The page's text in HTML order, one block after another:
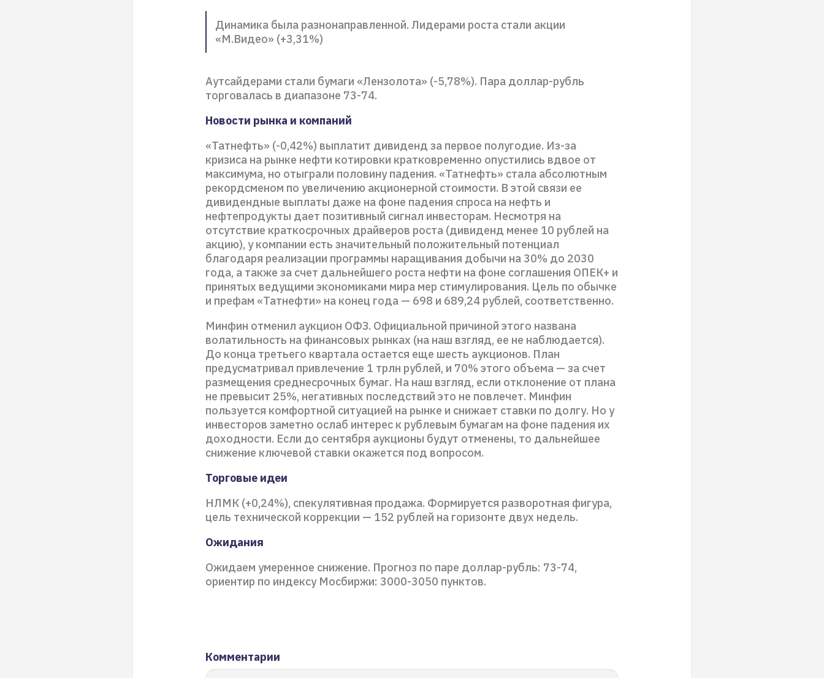
Динамика была разнонаправленной. Лидерами роста стали акции
«М.Видео» (+3,31%)
Аутсайдерами стали бумаги «Лензолота» (-5,78%). Пара доллар-рубль
торговалась в диапазоне 73-74.
Новости рынка и компаний
«Татнефть» (-0,42%) выплатит дивиденд за первое полугодие. Из-за
кризиса на рынке нефти котировки кратковременно опустились вдвое от
максимума, но отыграли половину падения. «Татнефть» стала абсолютным
рекордсменом по увеличению акционерной стоимости. В этой связи ее
дивидендные выплаты даже на фоне падения спроса на нефть и
нефтепродукты дает позитивный сигнал инвесторам. Несмотря на
отсутствие краткосрочных драйверов роста (дивиденд менее 10 рублей на
акцию), у компании есть значительный положительный потенциал
благодаря реализации программы наращивания добычи на 30% до 2030
года, а также за счет дальнейшего роста нефти на фоне соглашения ОПЕК+ и
принятых ведущими экономиками мира мер стимулирования. Цель по обычке
и префам «Татнефти» на конец года — 698 и 689,24 рублей, соответственно.
Минфин отменил аукцион ОФЗ. Официальной причиной этого названа
волатильность на финансовых рынках (на наш взгляд, ее не наблюдается).
До конца третьего квартала остается еще шесть аукционов. План
предусматривал привлечение 1 трлн рублей, и 70% этого объема — за счет
размещения среднесрочных бумаг. На наш взгляд, если отклонение от плана
не превысит 25%, негативных последствий это не повлечет. Минфин
пользуется комфортной ситуацией на рынке и снижает ставки по долгу. Но у
инвесторов заметно ослаб интерес к рублевым бумагам на фоне падения их
доходности. Если до сентября аукционы будут отменены, то дальнейшее
снижение ключевой ставки окажется под вопросом.
Торговые идеи
НЛМК (+0,24%), спекулятивная продажа. Формируется разворотная фигура,
цель технической коррекции — 152 рублей на горизонте двух недель.
Ожидания
Ожидаем умеренное снижение. Прогноз по паре доллар-рубль: 73-74,
ориентир по индексу Мосбиржи: 3000-3050 пунктов.
Комментарии